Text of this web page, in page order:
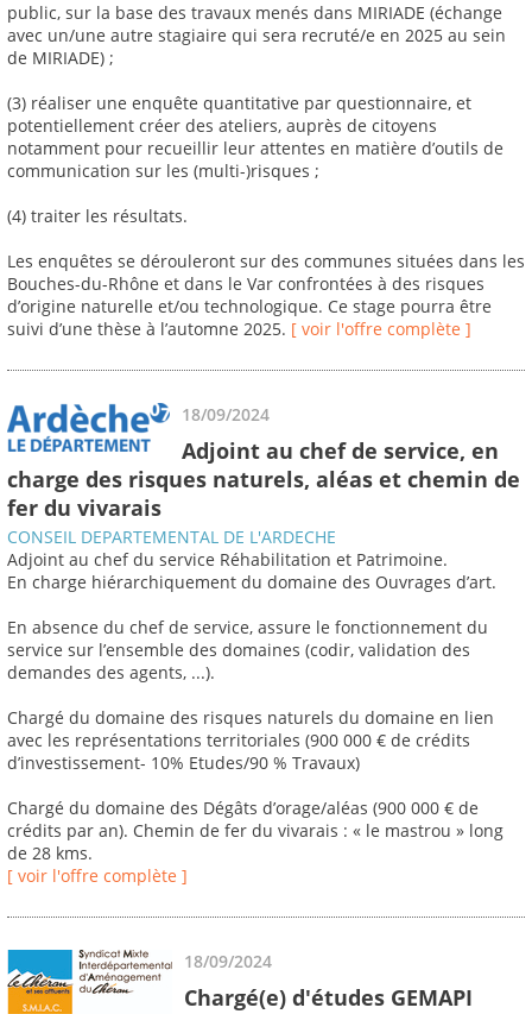
public, sur la base des travaux menés dans MIRIADE (échange
avec un/une autre stagiaire qui sera recruté/e en 2025 au sein
de MIRIADE) ;
(3) réaliser une enquête quantitative par questionnaire, et
potentiellement créer des ateliers, auprès de citoyens
notamment pour recueillir leur attentes en matière d’outils de
communication sur les (multi-)risques ;
(4) traiter les résultats.
Les enquêtes se dérouleront sur des communes situées dans les
Bouches-du-Rhône et dans le Var confrontées à des risques
d’origine naturelle et/ou technologique. Ce stage pourra être
suivi d’une thèse à l’automne 2025. [ voir l'offre complète ]
18/09/2024
Adjoint au chef de service, en
charge des risques naturels, aléas et chemin de
fer du vivarais
CONSEIL DEPARTEMENTAL DE L'ARDECHE
Adjoint au chef du service Réhabilitation et Patrimoine.
En charge hiérarchiquement du domaine des Ouvrages d’art.
En absence du chef de service, assure le fonctionnement du
service sur l’ensemble des domaines (codir, validation des
demandes des agents, ...).
Chargé du domaine des risques naturels du domaine en lien
avec les représentations territoriales (900 000 € de crédits
d’investissement- 10% Etudes/90 % Travaux)
Chargé du domaine des Dégâts d’orage/aléas (900 000 € de
crédits par an). Chemin de fer du vivarais : « le mastrou » long
de 28 kms.
[ voir l'offre complète ]
18/09/2024
Chargé(e) d'études GEMAPI